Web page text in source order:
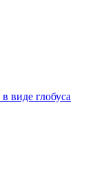
виде глобуса